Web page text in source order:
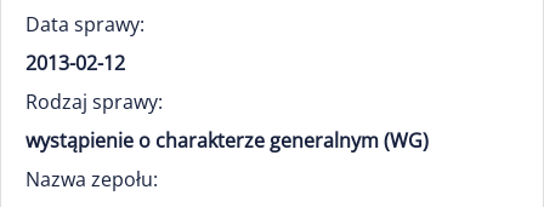
Data sprawy:
2013-02-12
Rodzaj sprawy:
wystąpienie o charakterze generalnym (WG)
Nazwa zepołu: